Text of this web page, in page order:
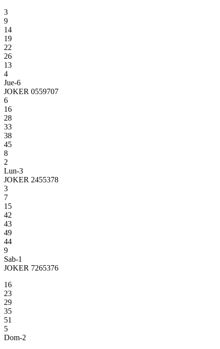
3
9
14
19
22
26
13
4
Jue-6
JOKER 0559707
6
16
28
33
38
45
8
2
Lun-3
JOKER 2455378
3
7
15
42
43
49
44
9
Sab-1
JOKER 7265376
16
23
29
35
51
5
Dom-2